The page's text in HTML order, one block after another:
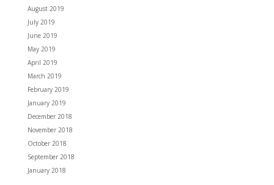
August 2019
July 2019
June 2019
May 2019
April 2019
March 2019
February 2019
January 2019
December 2018
November 2018
October 2018
September 2018
January 2018